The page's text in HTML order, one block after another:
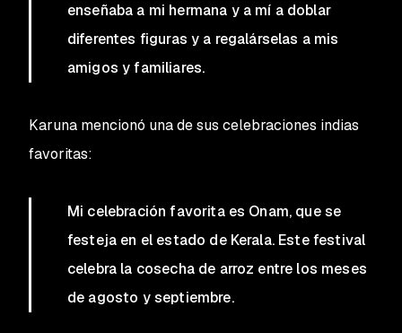
enseñaba a mi hermana y a mí a doblar
diferentes figuras y a regalárselas a mis
amigos y familiares.
Karuna mencionó una de sus celebraciones indias
favoritas:
Mi celebración favorita es Onam, que se
festeja en el estado de Kerala. Este festival
celebra la cosecha de arroz entre los meses
de agosto y septiembre.